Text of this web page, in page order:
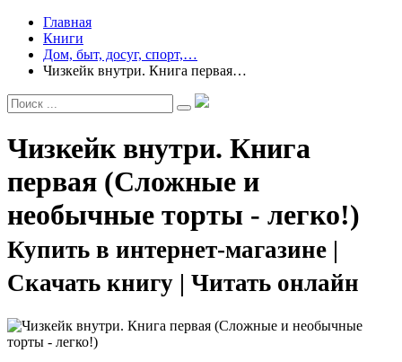
Главная
Книги
Дом, быт, досуг, спорт,…
Чизкейк внутри. Книга первая…
Чизкейк внутри. Книга
первая (Сложные и
необычные торты - легко!)
Купить в интернет-магазине |
Скачать книгу | Читать онлайн